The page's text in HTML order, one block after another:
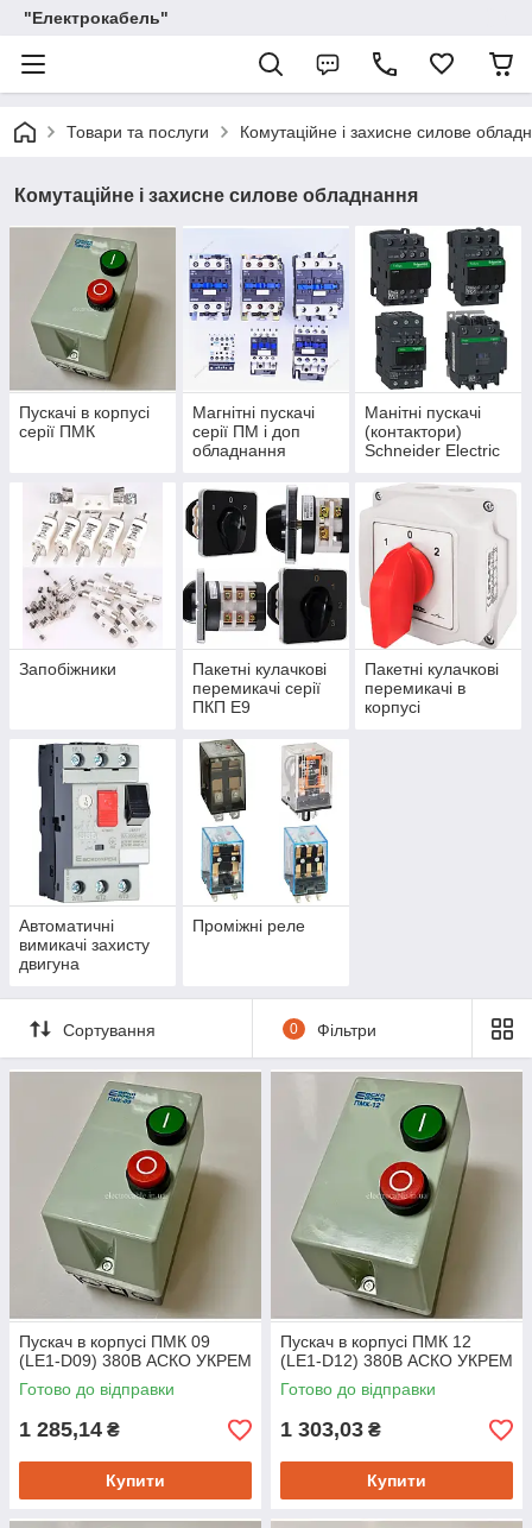
"Електрокабель"
Товари та послуги Комутаційне і захисне силове
Комутаційне і захисне силове обладнання
Пускачі в корпусі
серії ПМК
Магнітні пускачі
серії ПМ і доп
обладнання
Манітні пускачі
(контактори)
Schneider Electric
Запобіжники
Пакетні кулачкові
перемикачі серії
ПКП Е9
Пакетні кулачкові
перемикачі в
корпусі
Автоматичні
вимикачі захисту
двигуна
Проміжні реле
Сортування 0 Фільтри
Пускач в корпусі ПМК 09
(LE1-D09) 380В АСКО УКРЕМ
Готово до відправки
1 285,14 ₴
Купити
Пускач в корпусі ПМК 12
(LE1-D12) 380В АСКО УКРЕМ
Готово до відправки
1 303,03 ₴
Купити